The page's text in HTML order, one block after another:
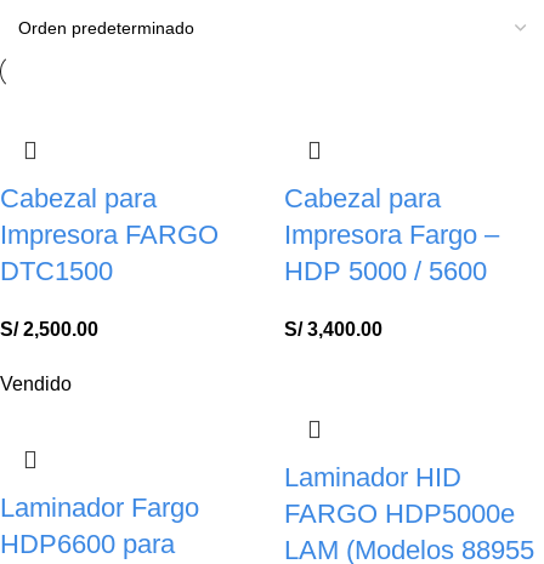
Cabezal para
Impresora FARGO
DTC1500
S/2,500.00
Cabezal para
Impresora Fargo –
HDP 5000 / 5600
S/3,400.00
Vendido
Laminador Fargo
HDP6600 para
Laminador HID
FARGO HDP5000e
LAM (Modelos 88955